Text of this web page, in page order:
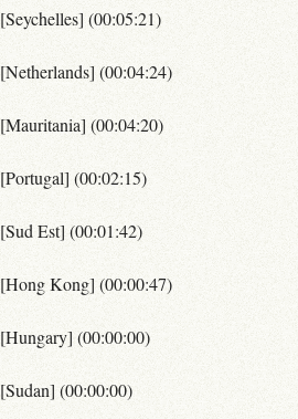
[Seychelles] (00:05:21)
[Netherlands] (00:04:24)
[Mauritania] (00:04:20)
[Portugal] (00:02:15)
[Sud Est] (00:01:42)
[Hong Kong] (00:00:47)
[Hungary] (00:00:00)
[Sudan] (00:00:00)